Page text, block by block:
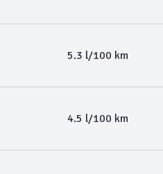
5.3 l/100 km
4.5 l/100 km